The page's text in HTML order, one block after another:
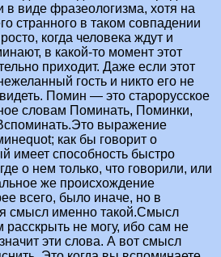
виде фразеологизма, хотя на
странного в таком совпадении
когда человека ждут и
в какой-то момент этот
приходит. Даже если этот
гость и никто его не
Помин — это старорусское
словам Поминать, Поминки,
выражение
как бы говорит о
имеет способность быстро
о нем только, что говорили, или
же происхождение
всего, было иначе, но в
смысл именно такой.Смысл
расскрыть не могу, ибо сам не
эти слова. А вот смысл